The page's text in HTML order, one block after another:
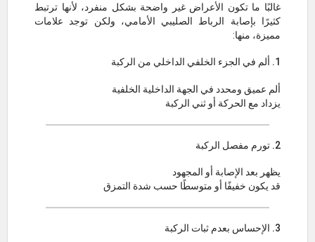
غالبًا ما تكون الأعراض غير واضحة بشكل منفرد، لأنها ترتبط
كثيرًا بإصابة الرباط الصليبي الأمامي، ولكن توجد علامات
مميزة، منها:
1. ألم في الجزء الخلفي الداخلي من الركبة
ألم عميق ومحدد في الجهة الداخلية الخلفية
يزداد مع الحركة أو ثني الركبة
2. تورم مفصل الركبة
يظهر بعد الإصابة أو المجهود
قد يكون خفيفًا أو متوسطًا حسب شدة التمزق
3. الإحساس بعدم ثبات الركبة